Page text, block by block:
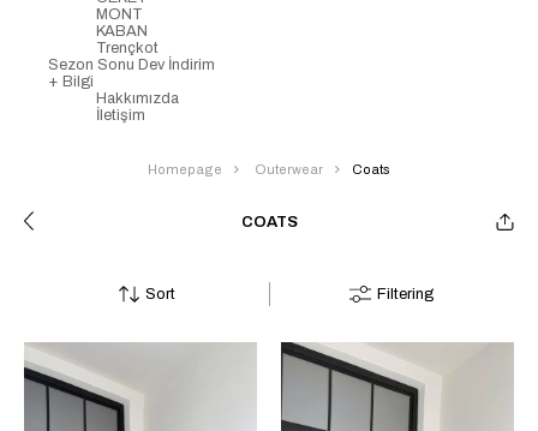
MONT
KABAN
Trençkot
Sezon Sonu Dev İndirim
+ Bilgi
Hakkımızda
İletişim
Homepage Outerwear Coats
COATS
Filtering
Sort